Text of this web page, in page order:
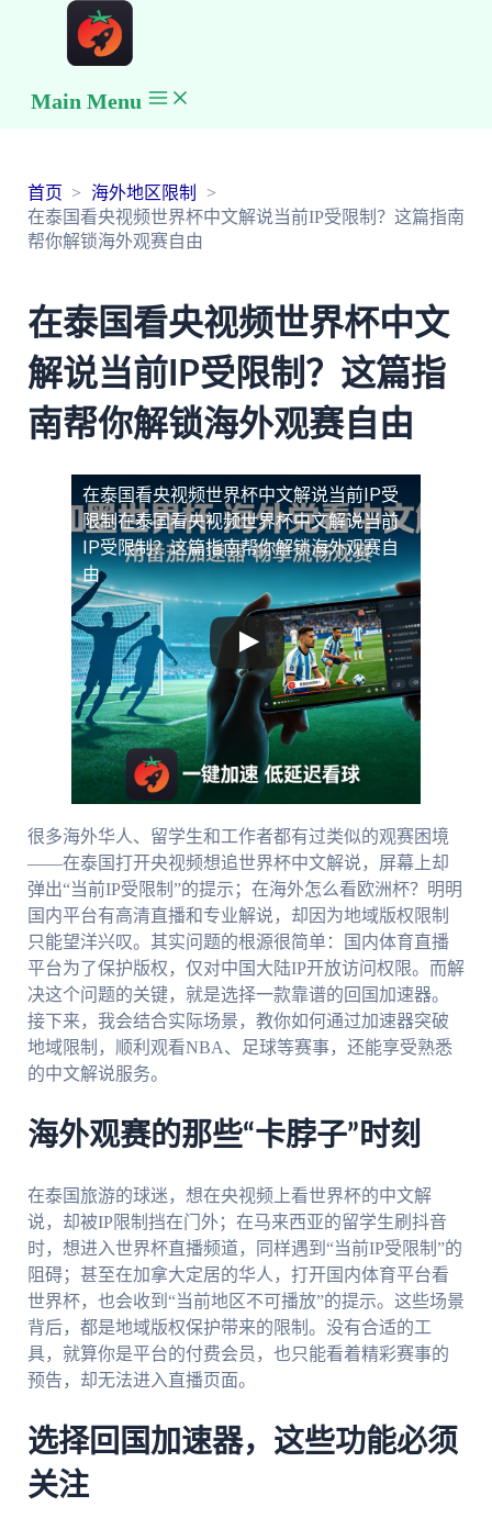
Main Menu
首页
海外地区限制
在泰国看央视频世界杯中文解说当前IP受限制？这篇指南
帮你解锁海外观赛自由
在泰国看央视频世界杯中文
解说当前IP受限制？这篇指
南帮你解锁海外观赛自由
在泰国看央视频世界杯中文解说当前IP受
限制在泰国看央视频世界杯中文解说当前
IP受限制？这篇指南帮你解锁海外观赛自
由
很多海外华人、留学生和工作者都有过类似的观赛困境
——在泰国打开央视频想追世界杯中文解说，屏幕上却
弹出“当前IP受限制”的提示；在海外怎么看欧洲杯？明明
国内平台有高清直播和专业解说，却因为地域版权限制
只能望洋兴叹。其实问题的根源很简单：国内体育直播
平台为了保护版权，仅对中国大陆IP开放访问权限。而解
决这个问题的关键，就是选择一款靠谱的回国加速器。
接下来，我会结合实际场景，教你如何通过加速器突破
地域限制，顺利观看NBA、足球等赛事，还能享受熟悉
的中文解说服务。
海外观赛的那些“卡脖子”时刻
在泰国旅游的球迷，想在央视频上看世界杯的中文解
说，却被IP限制挡在门外；在马来西亚的留学生刷抖音
时，想进入世界杯直播频道，同样遇到“当前IP受限制”的
阻碍；甚至在加拿大定居的华人，打开国内体育平台看
世界杯，也会收到“当前地区不可播放”的提示。这些场景
背后，都是地域版权保护带来的限制。没有合适的工
具，就算你是平台的付费会员，也只能看着精彩赛事的
预告，却无法进入直播页面。
选择回国加速器，这些功能必须
关注